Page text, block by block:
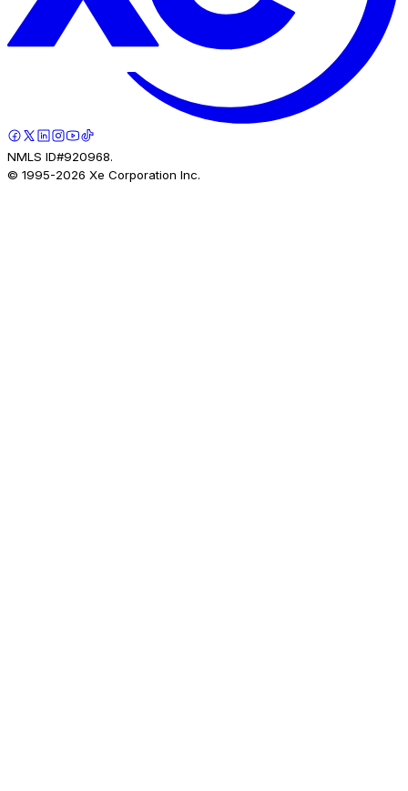
NMLS ID#920968.
© 1995-2026 Xe Corporation Inc.